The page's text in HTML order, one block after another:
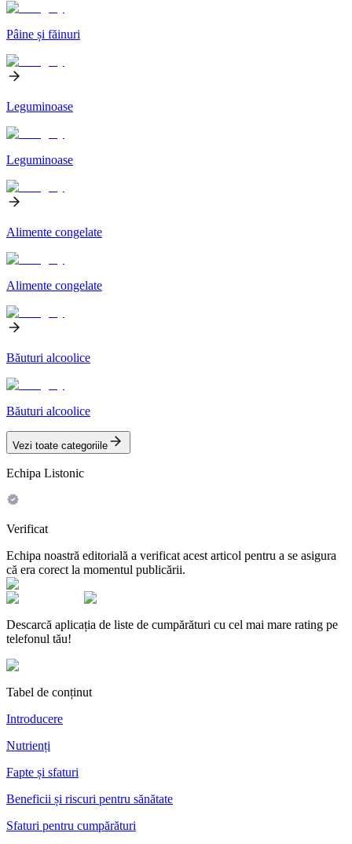
Pâine și făinuri
Leguminoase
Leguminoase
Alimente congelate
Alimente congelate
Băuturi alcoolice
Băuturi alcoolice
Vezi toate categoriile
Echipa Listonic
Verificat
Echipa noastră editorială a verificat acest articol pentru a se asigura
că era corect la momentul publicării.
Descarcă aplicația de liste de cumpărături cu cel mai mare rating pe
telefonul tău!
Tabel de conținut
Introducere
Nutrienți
Fapte și sfaturi
Beneficii și riscuri pentru sănătate
Sfaturi pentru cumpărături